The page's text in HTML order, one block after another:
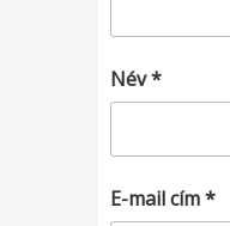
Név*
E-mail cím*